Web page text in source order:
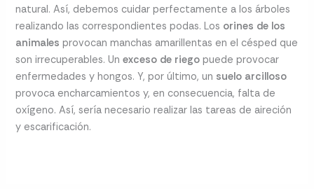
natural. Así, debemos cuidar perfectamente a los árboles
realizando las correspondientes podas. Los orines de los
animales provocan manchas amarillentas en el césped que
son irrecuperables. Unexceso de riego puede provocar
enfermedades y hongos. Y, por último, un suelo arcilloso
provoca encharcamientos y, en consecuencia, falta de
oxígeno. Así, sería necesario realizar las tareas de aireción
y escarificación.